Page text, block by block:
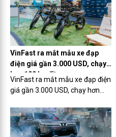
VinFast ra mắt mẫu xe đạp
điện giá gần 3.000 USD, chạy
hơn 100 km/lần sạc
VinFast ra mắt mẫu xe đạp điện
giá gần 3.000 USD, chạy hơn